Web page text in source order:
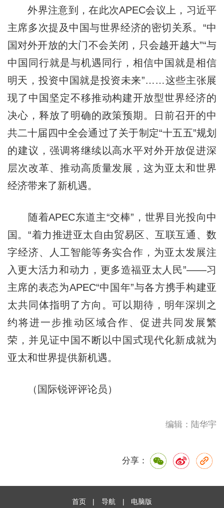
外界注意到，在此次APEC会议上，习近平
主席多次提及中国与世界经济的密切关系。“中
国对外开放的大门不会关闭，只会越开越大”“与
中国同行就是与机遇同行，相信中国就是相信
明天，投资中国就是投资未来”……这些主张展
现了中国坚定不移推动构建开放型世界经济的
决心，释放了明确的政策预期。日前召开的中
共二十届四中全会通过了关于制定“十五五”规划
的建议，强调将继续以高水平对外开放促进深
层次改革、推动高质量发展，这为亚太和世界
经济带来了新机遇。
随着APEC东道主“交棒”，世界目光投向中
国。“着力推进亚太自由贸易区、互联互通、数
字经济、人工智能等务实合作，为亚太发展注
入更大活力和动力，更多造福亚太人民”——习
主席的表态为APEC“中国年”与各方携手构建亚
太共同体指明了方向。可以期待，明年深圳之
约将进一步推动区域合作、促进共同发展繁
荣，并见证中国不断以中国式现代化新成就为
亚太和世界提供新机遇。
（国际锐评评论员）
编辑：陆华宇
分享：
首页 | 导航 | 电脑版